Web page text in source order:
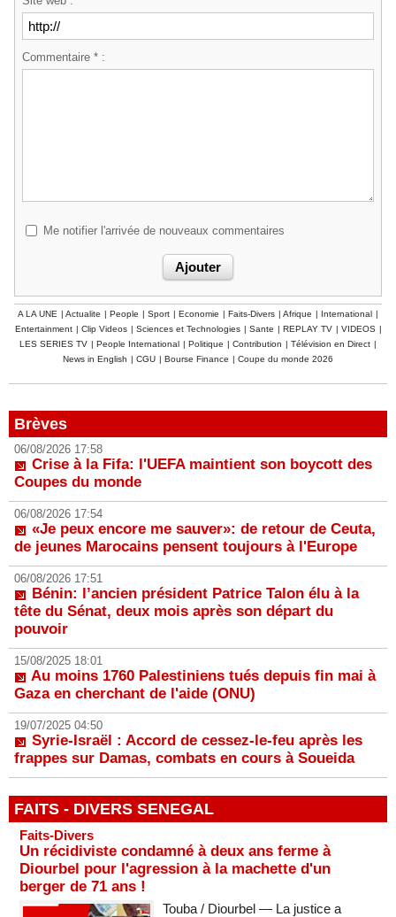
Commentaire * :
Me notifier l'arrivée de nouveaux commentaires
A LA UNE | Actualite | People | Sport | Economie | Faits-Divers | Afrique | International |
Entertainment | Clip Videos | Sciences et Technologies | Sante | REPLAY TV | VIDEOS |
LES SERIES TV | People International | Politique | Contribution | Télévision en Direct |
News in English | CGU | Bourse Finance | Coupe du monde 2026
Brèves
06/08/2026 17:58
Crise à la Fifa: l'UEFA maintient son boycott des
Coupes du monde
06/08/2026 17:54
«Je peux encore me sauver»: de retour de Ceuta,
de jeunes Marocains pensent toujours à l'Europe
06/08/2026 17:51
Bénin: l’ancien président Patrice Talon élu à la
tête du Sénat, deux mois après son départ du
pouvoir
15/08/2025 18:01
Au moins 1760 Palestiniens tués depuis fin mai à
Gaza en cherchant de l'aide (ONU)
19/07/2025 04:50
Syrie-Israël : Accord de cessez-le-feu après les
frappes sur Damas, combats en cours à Soueida
FAITS - DIVERS SENEGAL
Faits-Divers
Un récidiviste condamné à deux ans ferme à
Diourbel pour l'agression à la machette d'un
berger de 71 ans !
Touba / Diourbel — La justice a